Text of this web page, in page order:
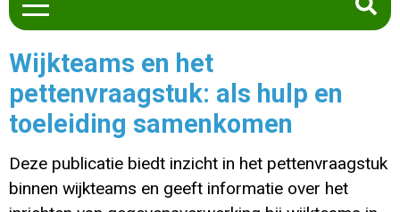
HOME
ZOEK EEN PRODUCT
ACTUEEL
OVER ONS
CONTACT
COMMUNITY
Wijkteams en het
pettenvraagstuk: als hulp en
toeleiding samenkomen
Deze publicatie biedt inzicht in het pettenvraagstuk
binnen wijkteams en geeft informatie over het